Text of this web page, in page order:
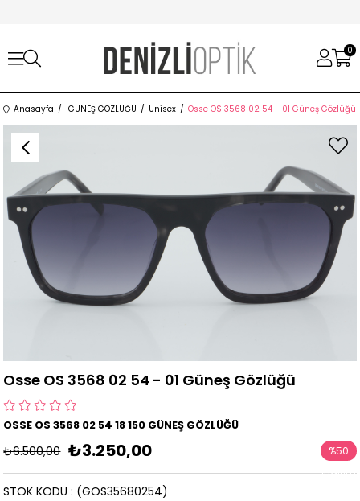
0
Anasayfa GÜNEŞ GÖZLÜĞÜ Unisex Osse OS 3568 02 54 - 01 Güneş Gözlüğü
Osse OS 3568 02 54 - 01 Güneş Gözlüğü
OSSE OS 3568 02 54 18 150 GÜNEŞ GÖZLÜĞÜ
₺6.500,00 ₺3.250,00 %50
İndirim
(GOS35680254)
STOK KODU